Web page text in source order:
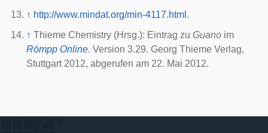
↑ http://www.mindat.org/min-4117.html .
↑ Thieme Chemistry (Hrsg.): Eintrag zu Guano im
Römpp Online. Version 3.29. Georg Thieme Verlag,
Stuttgart 2012, abgerufen am 22. Mai 2012.